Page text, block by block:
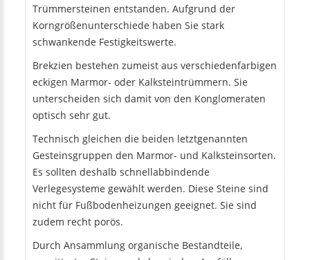
Trümmersteinen entstanden. Aufgrund der
Korngrößenunterschiede haben Sie stark
schwankende Festigkeitswerte.
Brekzien bestehen zumeist aus verschiedenfarbigen
eckigen Marmor- oder Kalksteintrümmern. Sie
unterscheiden sich damit von den Konglomeraten
optisch sehr gut.
Technisch gleichen die beiden letztgenannten
Gesteinsgruppen den Marmor- und Kalksteinsorten.
Es sollten deshalb schnellabbindende
Verlegesysteme gewählt werden. Diese Steine sind
nicht für Fußbodenheizungen geeignet. Sie sind
zudem recht porös.
Durch Ansammlung organische Bestandteile,